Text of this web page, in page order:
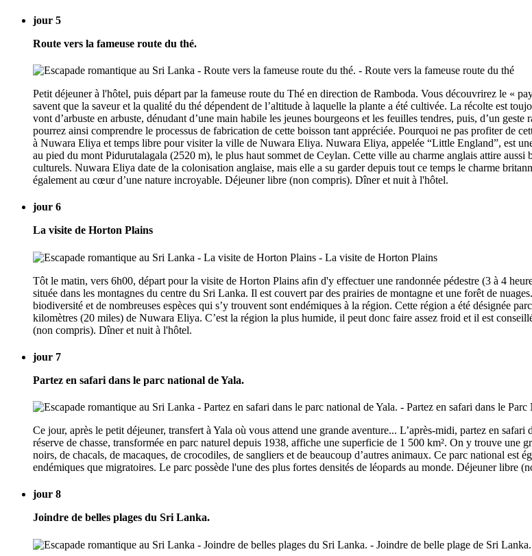
jour 5
Route vers la fameuse route du thé.
Petit déjeuner à l'hôtel, puis départ par la fameuse route du Thé en direction de Ramboda. Vous découvrirez le «
savent que la saveur et la qualité du thé dépendent de l’altitude à laquelle la plante a été cultivée. La récolte est
vont d’arbuste en arbuste, dénudant d’une main habile les jeunes bourgeons et les feuilles tendres, puis, d’un
pourrez ainsi comprendre le processus de fabrication de cette boisson tant appréciée. Pourquoi ne pas profiter de
à Nuwara Eliya et temps libre pour visiter la ville de Nuwara Eliya. Nuwara Eliya, appelée “Little England”, est
au pied du mont Pidurutalagala (2520 m), le plus haut sommet de Ceylan. Cette ville au charme anglais attire
culturels. Nuwara Eliya date de la colonisation anglaise, mais elle a su garder depuis tout ce temps le charme
également au cœur d’une nature incroyable. Déjeuner libre (non compris). Dîner et nuit à l'hôtel.
jour 6
La visite de Horton Plains
Tôt le matin, vers 6h00, départ pour la visite de Horton Plains afin d'y effectuer une randonnée pédestre (3 à 4
située dans les montagnes du centre du Sri Lanka. Il est couvert par des prairies de montagne et une forêt de
biodiversité et de nombreuses espèces qui s’y trouvent sont endémiques à la région. Cette région a été désignée
kilomètres (20 miles) de Nuwara Eliya. C’est la région la plus humide, il peut donc faire assez froid et il est
(non compris). Dîner et nuit à l'hôtel.
jour 7
Partez en safari dans le parc national de Yala.
Ce jour, après le petit déjeuner, transfert à Yala où vous attend une grande aventure... L’après-midi, partez en
réserve de chasse, transformée en parc naturel depuis 1938, affiche une superficie de 1 500 km². On y trouve une
noirs, de chacals, de macaques, de crocodiles, de sangliers et de beaucoup d’autres animaux. Ce parc national est
endémiques que migratoires. Le parc possède l'une des plus fortes densités de léopards au monde. Déjeuner libre
jour 8
Joindre de belles plages du Sri Lanka.